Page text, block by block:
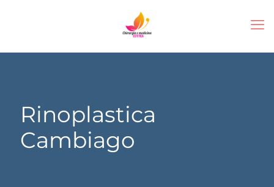
Rinoplastica
Cambiago